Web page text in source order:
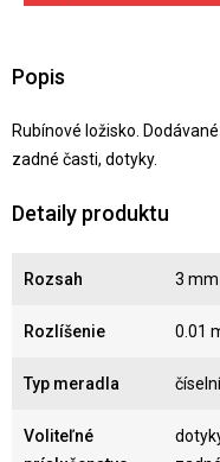
Popis
Rubínové ložisko.
zadné časti, dotyky.
Detaily produktu
Rozsah 3 mm
Rozlíšenie 0.01
Typ meradla
Voliteľné